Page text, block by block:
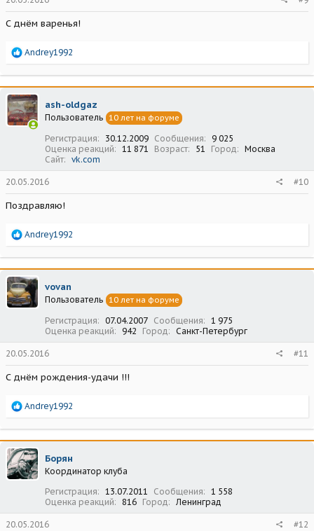
С днём варенья!
Р
а
к
ц
и
и
Andrey1992
ash-oldgaz
Пользователь 10 лет на форуме
Регистрация 30.12.2009 Сообщения
9 025
Оценка реакций
11 871 Возраст 51 Город
Москва
Сайт
vk.com
20.05.2016 #10
Поздравляю!
Р
а
к
ц
и
и
Andrey1992
vovan
Пользователь 10 лет на форуме
Регистрация 07.04.2007 Сообщения
1 975
Оценка реакций
942 Город Санкт-Петербург
20.05.2016 #11
С днём рождения-удачи !!!
Р
а
к
ц
и
и
Andrey1992
Борян
Координатор клуба
Регистрация
13.07.2011 Сообщения
1 558
Оценка реакций
816 Город Ленинград
20.05.2016 #12